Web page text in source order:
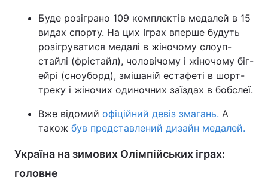
Буде розіграно 109 комплектів медалей в 15
видах спорту. На цих Іграх вперше будуть
розігруватися медалі в жіночому слоуп-
стайлі (фрістайл), чоловічому і жіночому біг-
ейрі (сноуборд), змішаній естафеті в шорт-
треку і жіночих одиночних заїздах в бобслеї.
Вже відомий офіційний девіз змагань. А
також був представлений дизайн медалей.
Україна на зимових Олімпійських іграх:
головне